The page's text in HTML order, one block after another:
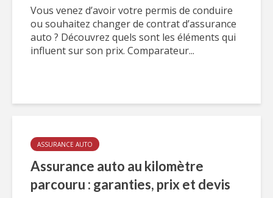
Vous venez d’avoir votre permis de conduire
ou souhaitez changer de contrat d’assurance
auto ? Découvrez quels sont les éléments qui
influent sur son prix. Comparateur...
ASSURANCE AUTO
Assurance auto au kilomètre
parcouru : garanties, prix et devis